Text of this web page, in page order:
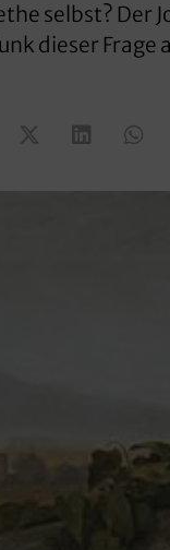
selbst? Der
dieser Frage